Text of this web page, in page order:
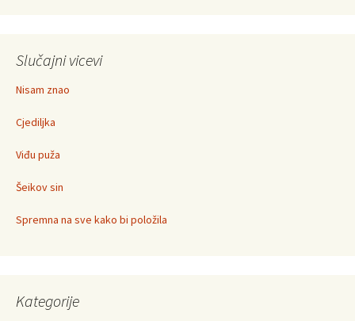
Slučajni vicevi
Nisam znao
Cjediljka
Viđu puža
Šeikov sin
Spremna na sve kako bi položila
Kategorije